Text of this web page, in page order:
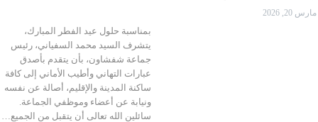
مارس 20, 2026
بمناسبة حلول عيد الفطر المبارك،
يتشرف السيد محمد السفياني، رئيس
جماعة شفشاون، بأن يتقدم بأصدق
عبارات التهاني وأطيب الأماني إلى كافة
ساكنة المدينة والإقليم، أصالة عن نفسه
ونيابة عن أعضاء وموظفي الجماعة.
سائلين الله تعالى أن يتقبل من الجميع…